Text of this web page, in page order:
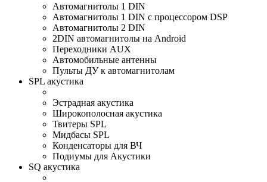
Автомагнитолы 1 DIN
Автомагнитолы 1 DIN с процессором DSP
Автомагнитолы 2 DIN
2DIN автомагнитолы на Android
Переходники AUX
Автомобильные антенны
Пульты ДУ к автомагнитолам
SPL акустика
Эстрадная акустика
Широкополосная акустика
Твитеры SPL
Мидбасы SPL
Конденсаторы для ВЧ
Подиумы для Акустики
SQ акустика